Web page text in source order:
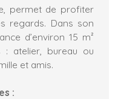
permet de profiter
regards. Dans son
d’environ 15 m²
atelier, bureau ou
et amis.
: